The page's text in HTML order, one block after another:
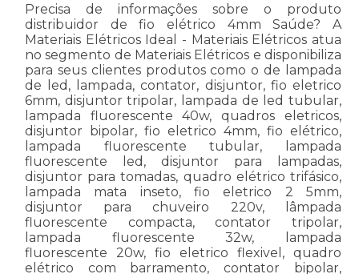
Precisa de informações sobre o produto
distribuidor de fio elétrico 4mm Saúde? A
Materiais Elétricos Ideal - Materiais Elétricos atua
no segmento de Materiais Elétricos e disponibiliza
para seus clientes produtos como o de lampada
de led, lampada, contator, disjuntor, fio eletrico
6mm, disjuntor tripolar, lampada de led tubular,
lampada fluorescente 40w, quadros eletricos,
disjuntor bipolar, fio eletrico 4mm, fio elétrico,
lampada fluorescente tubular, lampada
fluorescente led, disjuntor para lampadas,
disjuntor para tomadas, quadro elétrico trifásico,
lampada mata inseto, fio eletrico 2 5mm,
disjuntor para chuveiro 220v, lâmpada
fluorescente compacta, contator tripolar,
lampada fluorescente 32w, lampada
fluorescente 20w, fio eletrico flexivel, quadro
elétrico com barramento, contator bipolar,